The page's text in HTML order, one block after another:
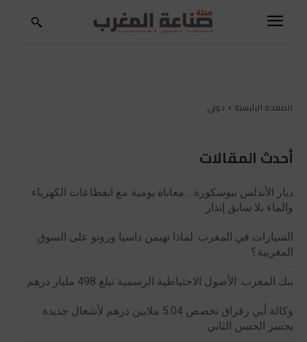
الصفحة الرئيسية دولي
أحدث المقالات
ديار الأندلس ببوسكورة… معاناة يومية مع انقطاعات الكهرباء
والماء بلا سابق إنذار
السيارات في المغرب: لماذا تهيمن داسيا ورونو على السوق
المغربية؟
بنك المغرب: الأصول الاحتياطية الرسمية تبلغ 498 مليار درهم
وكالة أبي رقراق تخصص 5.04 ملايين درهم لأشغال جديدة
بجسر الحسن الثاني